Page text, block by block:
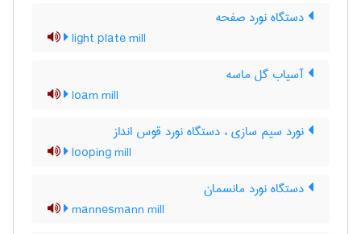
دستگاه نورد صفحه
light plate mill
آسیاب گل ماسه
loam mill
نورد سیم سازی ، دستگاه نورد قوس انداز
looping mill
دستگاه نورد مانسمان
mannesmann mill